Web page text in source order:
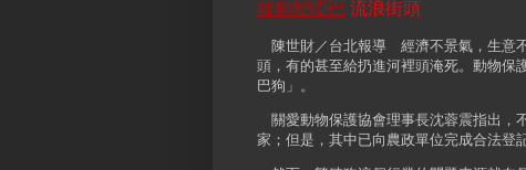
種狗變啞巴 流浪街頭
陳世財／台北報導 經濟不景氣，生意
頭，有的甚至給扔進河裡頭淹死。動物保
巴狗」。
關愛動物保護協會理事長沈蓉震指出，
家；但是，其中已向農政單位完成合法登